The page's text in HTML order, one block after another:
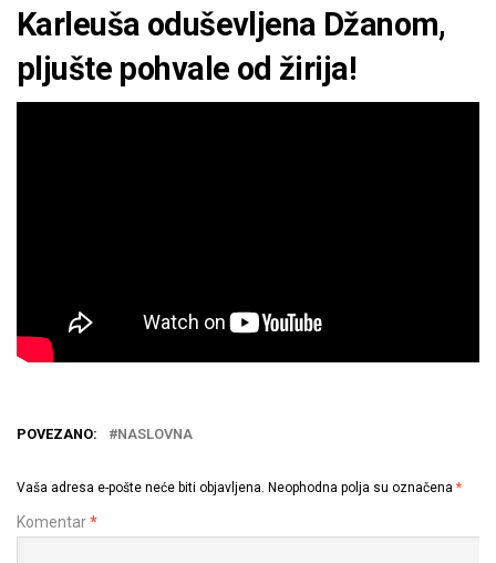
Karleuša oduševljena Džanom,
pljušte pohvale od žirija!
POVEZANO: NASLOVNA
Vaša adresa e-pošte neće biti objavljena. Neophodna polja su označena *
Komentar*